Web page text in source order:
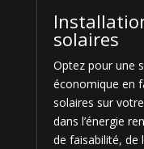
solaires
Optez pour une
économique en
solaires sur
dans l’énergie
de faisabilité, de